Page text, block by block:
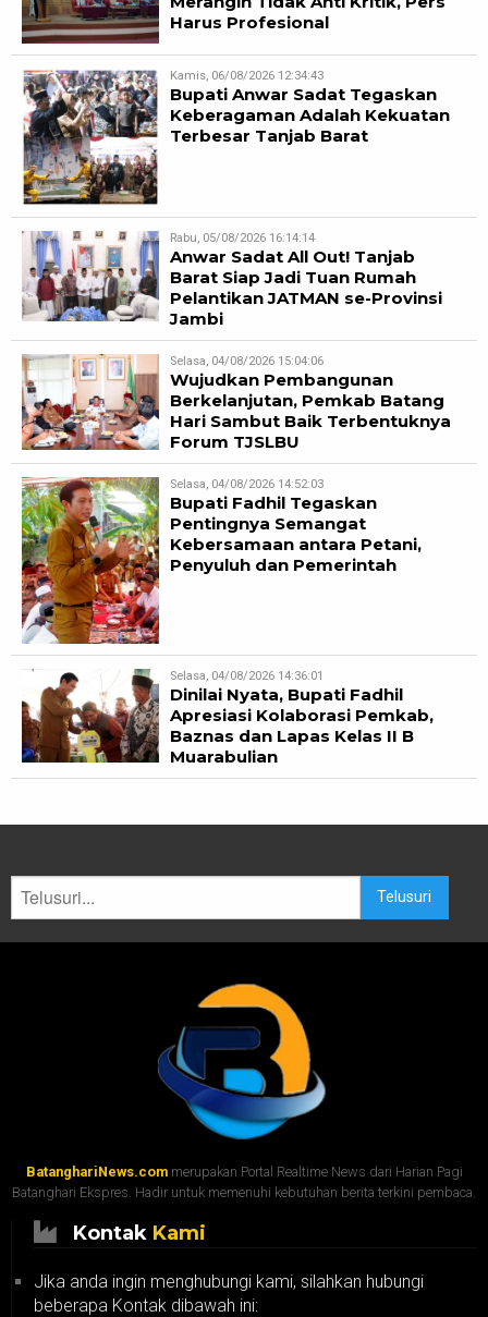
Harus Profesional
Kamis, 06/08/2026 12:34:43
Bupati Anwar Sadat Tegaskan
Keberagaman Adalah Kekuatan
Terbesar Tanjab Barat
Rabu, 05/08/2026 16:14:14
Anwar Sadat All Out! Tanjab
Barat Siap Jadi Tuan Rumah
Pelantikan JATMAN se-Provinsi
Jambi
Selasa, 04/08/2026 15:04:06
Wujudkan Pembangunan
Berkelanjutan, Pemkab Batang
Hari Sambut Baik Terbentuknya
Forum TJSLBU
Selasa, 04/08/2026 14:52:03
Bupati Fadhil Tegaskan
Pentingnya Semangat
Kebersamaan antara Petani,
Penyuluh dan Pemerintah
Selasa, 04/08/2026 14:36:01
Dinilai Nyata, Bupati Fadhil
Apresiasi Kolaborasi Pemkab,
Baznas dan Lapas Kelas II B
Muarabulian
Telusuri
BatanghariNews.commerupakan Portal Realtime News dari Harian Pagi
Batanghari Ekspres. Hadir untuk memenuhi kebutuhan berita terkini pembaca.
Kontak Kami
Jika anda ingin menghubungi kami, silahkan hubungi
beberapa Kontak dibawah ini: